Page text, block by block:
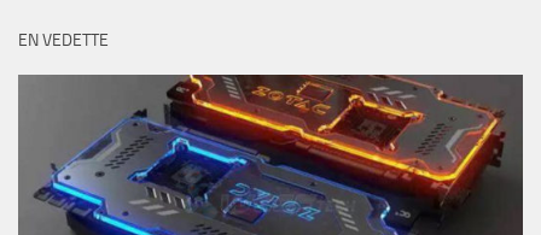
EN VEDETTE